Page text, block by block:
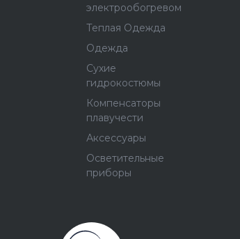
электрообогревом
Теплая Одежда
Одежда
Сухие
гидрокостюмы
Компенсаторы
плавучести
Аксессуары
Осветительные
приборы